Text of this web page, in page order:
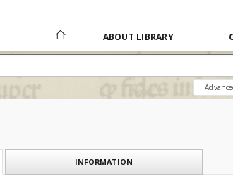
ABOUT LIBRARY
INFORMATION